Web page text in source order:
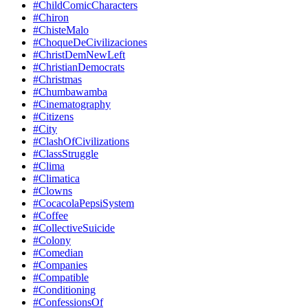
#ChildComicCharacters
#Chiron
#ChisteMalo
#ChoqueDeCivilizaciones
#ChristDemNewLeft
#ChristianDemocrats
#Christmas
#Chumbawamba
#Cinematography
#Citizens
#City
#ClashOfCivilizations
#ClassStruggle
#Clima
#Climatica
#Clowns
#CocacolaPepsiSystem
#Coffee
#CollectiveSuicide
#Colony
#Comedian
#Companies
#Compatible
#Conditioning
#ConfessionsOf